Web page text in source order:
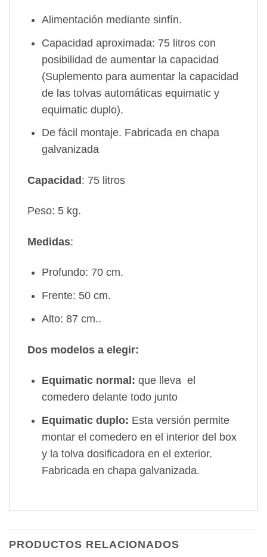
Alimentación mediante sinfín.
Capacidad aproximada: 75 litros con
posibilidad de aumentar la capacidad
(Suplemento para aumentar la capacidad
de las tolvas automáticas equimatic y
equimatic duplo).
De fácil montaje. Fabricada en chapa
galvanizada
Capacidad: 75 litros
Peso: 5 kg.
Medidas:
Profundo: 70 cm.
Frente: 50 cm.
Alto: 87 cm..
Dos modelos a elegir:
Equimatic normal: que lleva el
comedero delante todo junto
Equimatic duplo: Esta versión permite
montar el comedero en el interior del box
y la tolva dosificadora en el exterior.
Fabricada en chapa galvanizada.
PRODUCTOS RELACIONADOS